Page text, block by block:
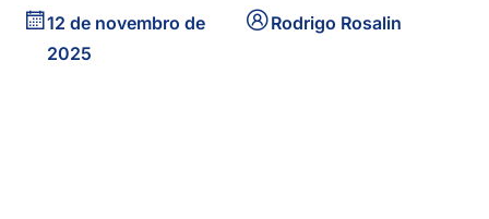
12 de novembro de
2025
Rodrigo Rosalin